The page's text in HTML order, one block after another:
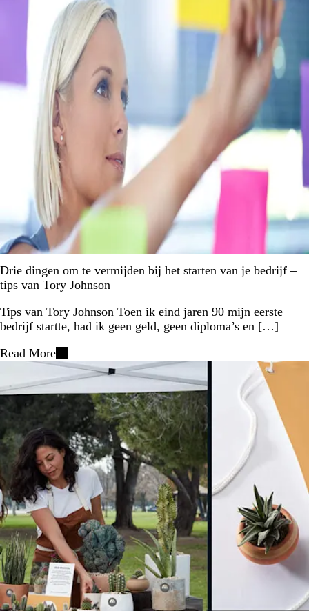
Drie dingen om te vermijden bij het starten van je bedrijf –
tips van Tory Johnson
Tips van Tory Johnson Toen ik eind jaren 90 mijn eerste
bedrijf startte, had ik geen geld, geen diploma’s en […]
Read More